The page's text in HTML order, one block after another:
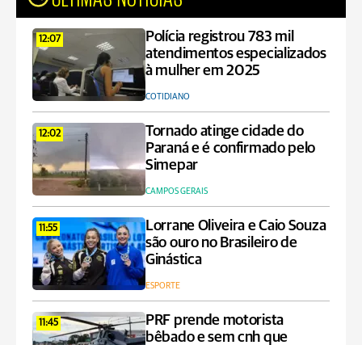
12:07
Polícia registrou 783 mil
atendimentos especializados
à mulher em 2025
COTIDIANO
12:02
Tornado atinge cidade do
Paraná e é confirmado pelo
Simepar
CAMPOS GERAIS
11:55
Lorrane Oliveira e Caio Souza
são ouro no Brasileiro de
Ginástica
ESPORTE
11:45
PRF prende motorista
bêbado e sem cnh que